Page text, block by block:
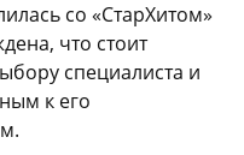
со «СтарХитом»
что стоит
специалиста и
к его